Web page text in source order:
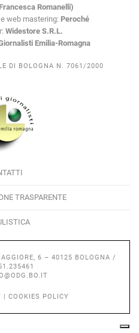
Romanelli)
web mastering: Peroché
Widestore S.R.L.
Emilia-Romagna
DI BOLOGNA N. 7061/2000
TRASPARENTE
6 – 40125 BOLOGNA /
| COOKIES POLICY